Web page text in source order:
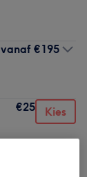
vanaf €195
€25 Kies